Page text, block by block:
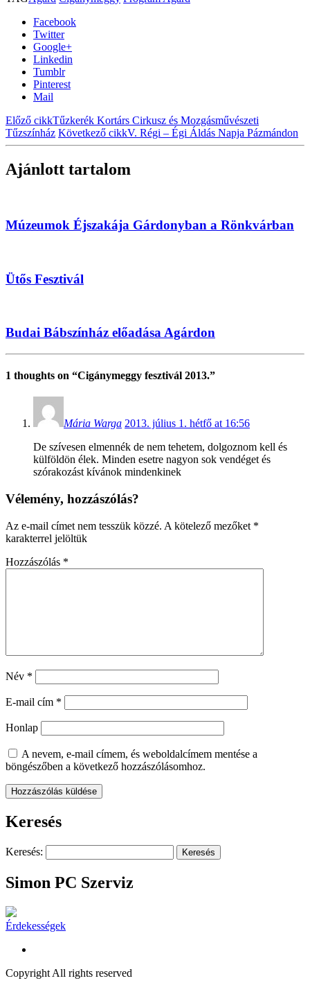
Facebook
Twitter
Google+
Linkedin
Tumblr
Pinterest
Mail
Előző cikkTűzkerék Kortárs Cirkusz és Mozgásművészeti
Tűzszínház Következő cikkV. Régi – Égi Áldás Napja Pázmándon
Ajánlott tartalom
Múzeumok Éjszakája Gárdonyban a Rönkvárban
Ütős Fesztivál
Budai Bábszínház előadása Agárdon
1 thoughts on “Cigánymeggy fesztivál 2013.”
Mária Warga 2013. július 1. hétfő at 16:56
De szívesen elmennék de nem tehetem, dolgoznom kell és
külföldön élek. Minden esetre nagyon sok vendéget és
szórakozást kívánok mindenkinek
Vélemény, hozzászólás?
Az e-mail címet nem tesszük közzé. A kötelező mezőket *
karakterrel jelöltük
Hozzászólás *
Név *
E-mail cím *
Honlap
A nevem, e-mail címem, és weboldalcímem mentése a
böngészőben a következő hozzászólásomhoz.
Keresés
Keresés:
Simon PC Szerviz
Érdekességek
Copyright All rights reserved